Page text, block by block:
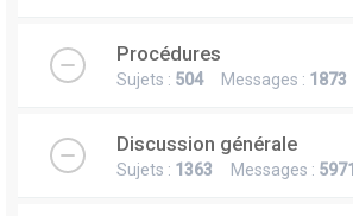
Procédures
Sujets : 504Messages : 1873
Discussion générale
Sujets : 1363 Messages : 5971